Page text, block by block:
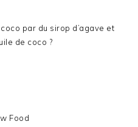
par du sirop d’agave et
de coco ?
Food